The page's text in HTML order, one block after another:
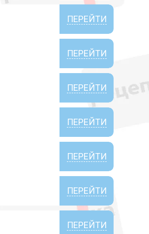
ПЕРЕЙТИ
ПЕРЕЙТИ
ПЕРЕЙТИ
ПЕРЕЙТИ
ПЕРЕЙТИ
ПЕРЕЙТИ
ПЕРЕЙТИ